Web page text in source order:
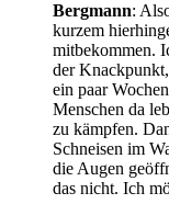
Bergmann:
kurzem
mitbekommen.
der
ein paar
Menschen da
zu kämpfen.
Schneisen im
die Augen
das nicht. Ich